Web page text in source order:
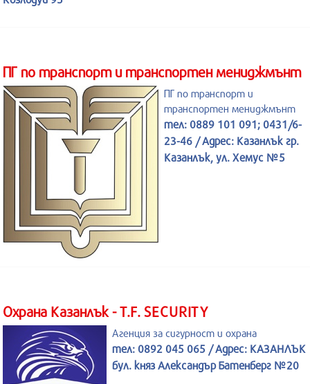
ПГ по транспорт и транспортен мениджмънт
ПГ по транспорт и
транспортен мениджмънт
тел: 0889 101 091; 0431/6-
23-46 / Адрес: Казанлък гр.
Казанлък, ул. Хемус №5
Охрана Казанлък - T.F. SECURITY
Агенция за сигурност и охрана
тел: 0892 045 065 / Адрес: КАЗАНЛЪК
бул. княз Александър Батенберг №20